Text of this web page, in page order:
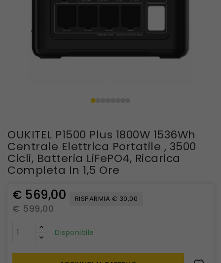
OUKITEL P1500 Plus 1800W 1536Wh
Centrale Elettrica Portatile , 3500
Cicli, Batteria LiFePO4, Ricarica
Completa In 1,5 Ore
€ 569,00
€ 599,00
RISPARMIA € 30,00
Disponibile